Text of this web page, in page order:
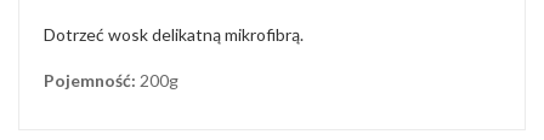
Dotrzeć wosk delikatną mikrofibrą.
Pojemność: 200g